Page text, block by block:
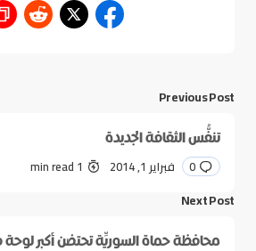
Previous Post
تنفُّس الثقافة الجديدة
0 فبراير 1, 2014 1 min read
Next Post
محافظة حماة السوريِّة تحتضن أكبر لوحة